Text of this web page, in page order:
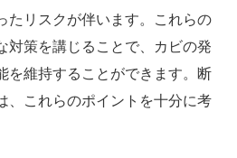
たリスクが伴います。これらの
対策を講じることで、カビの発
を維持することができます。断
、これらのポイントを十分に考